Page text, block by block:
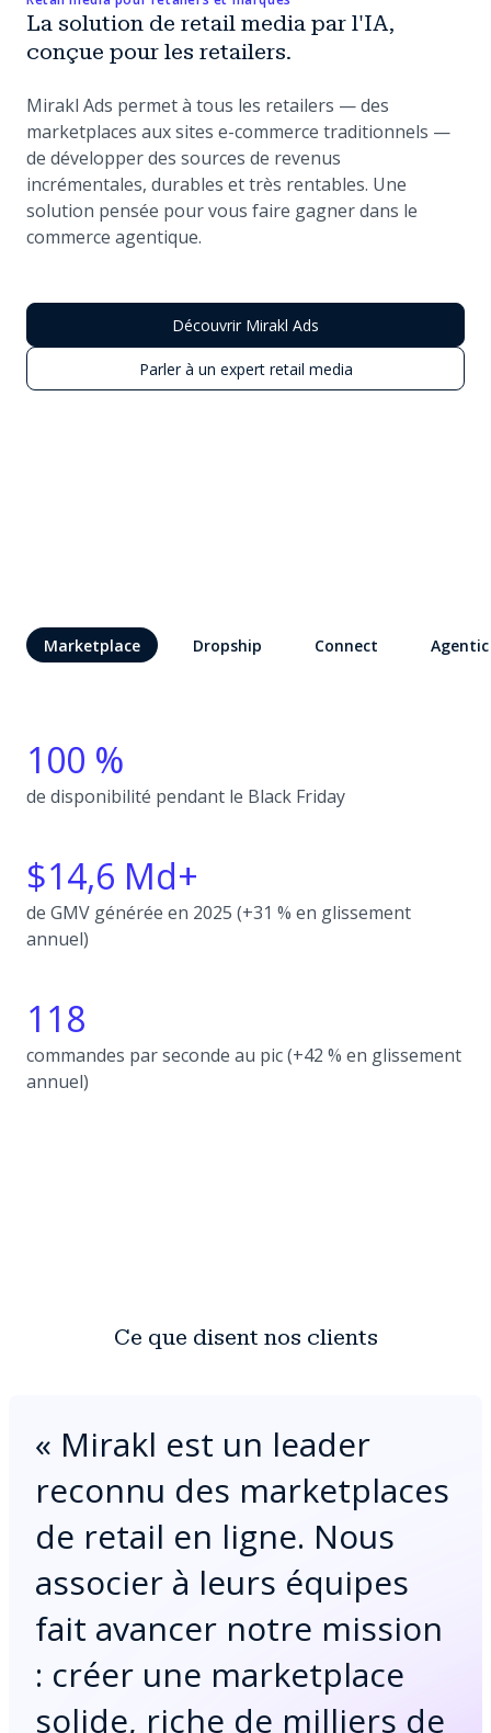
La solution de retail media par l'IA,
conçue pour les retailers.
Mirakl Ads permet à tous les retailers — des
marketplaces aux sites e-commerce traditionnels —
de développer des sources de revenus
incrémentales, durables et très rentables. Une
solution pensée pour vous faire gagner dans le
commerce agentique.
Découvrir Mirakl Ads
Parler à un expert retail media
Marketplace Dropship Connect Agentic
100 %
de disponibilité pendant le Black Friday
$14,6 Md+
de GMV générée en 2025 (+31 % en glissement
annuel)
118
commandes par seconde au pic (+42 % en glissement
annuel)
Ce que disent nos clients
« Mirakl est un leader
reconnu des marketplaces
de retail en ligne. Nous
associer à leurs équipes
fait avancer notre mission
: créer une marketplace
solide, riche de milliers de